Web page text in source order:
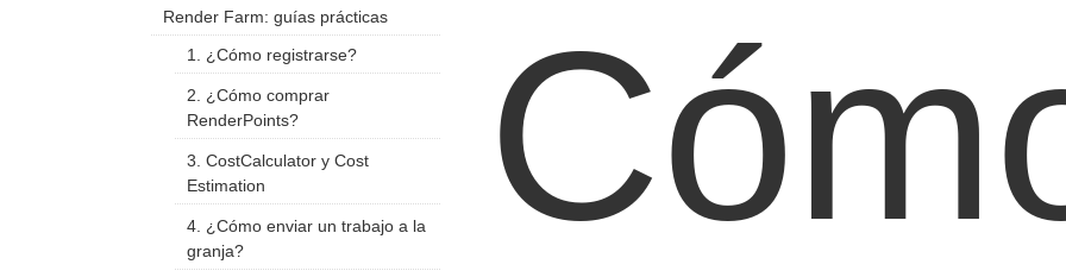
Render Farm: guías prácticas
1. ¿Cómo registrarse?
2. ¿Cómo comprar
RenderPoints?
3. CostCalculator y Cost
Estimation
4. ¿Cómo enviar un trabajo a la
granja?